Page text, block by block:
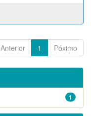
Anterior 1 Póximo
1